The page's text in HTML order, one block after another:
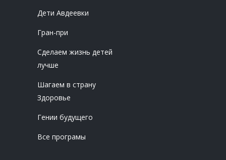
Дети Авдеевки
Гран-при
Сделаем жизнь детей
лучше
Шагаем в страну
Здоровье
Гении будущего
Все програмы